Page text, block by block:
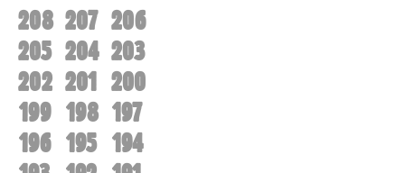
208 207 206
205 204 203
202 201 200
199 198 197
196 195 194